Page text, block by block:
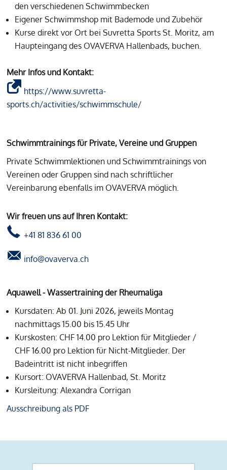
den verschiedenen Schwimmbecken
Eigener Schwimmshop mit Bademode und Zubehör
Kurse direkt vor Ort bei Suvretta Sports St. Moritz, am
Haupteingang des OVAVERVA Hallenbads, buchen.
Mehr Infos und Kontakt:
https://www.suvretta-
sports.ch/activities/schwimmschule/
Schwimmtrainings für Private, Vereine und Gruppen
Private Schwimmlektionen und Schwimmtrainings von
Vereinen oder Gruppen sind nach schriftlicher
Vereinbarung ebenfalls im OVAVERVA möglich.
Wir freuen uns auf Ihren Kontakt:
+41 81 836 61 00
info@ovaverva.ch
Aquawell - Wassertraining der Rheumaliga
Kursdaten: Ab 01. Juni 2026, jeweils Montag
nachmittags 15.00 bis 15.45 Uhr
Kurskosten: CHF 14.00 pro Lektion für Mitglieder /
CHF 16.00 pro Lektion für Nicht-Mitglieder. Der
Badeintritt ist nicht inbegriffen
Kursort: OVAVERVA Hallenbad, St. Moritz
Kursleitung: Alexandra Corrigan
Ausschreibung als PDF